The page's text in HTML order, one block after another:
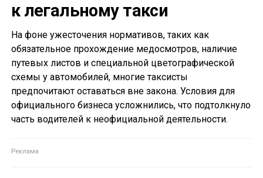
к легальному такси
На фоне ужесточения нормативов, таких как
обязательное прохождение медосмотров, наличие
путевых листов и специальной цветографической
схемы у автомобилей, многие таксисты
предпочитают оставаться вне закона. Условия для
официального бизнеса усложнились, что подтолкнуло
часть водителей к неофициальной деятельности.